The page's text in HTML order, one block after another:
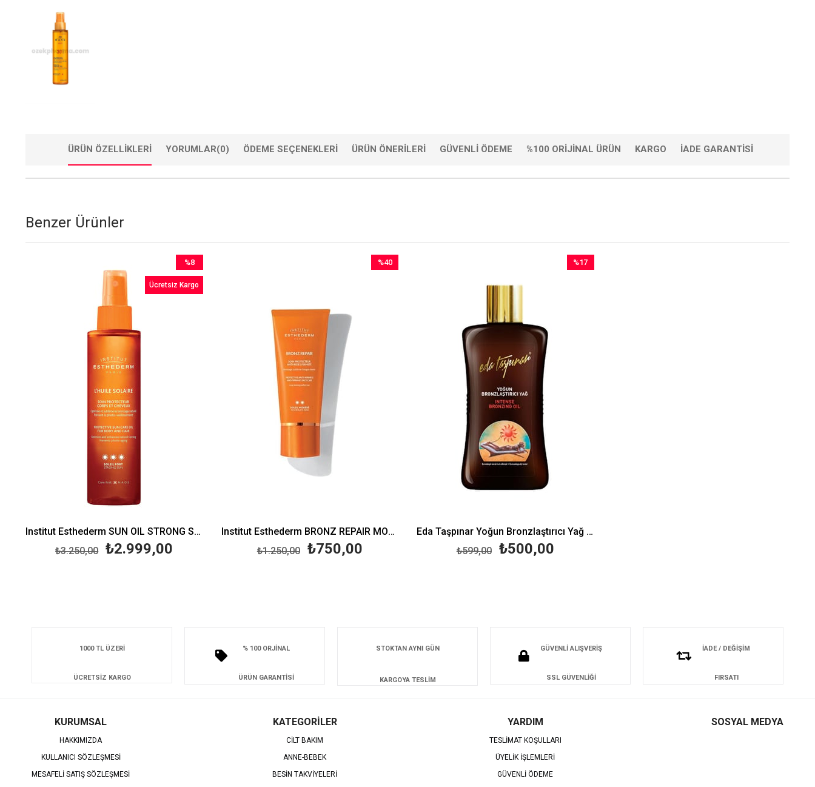
ÜRÜN ÖZELLIKLERI YORUMLAR(0) ÖDEME SEÇENEKLERI ÜRÜN ÖNERILERI GÜVENLI ÖDEME %100 ORIJINAL ÜRÜN KARGO İADE GARANTISI
Benzer Ürünler
Institut Esthederm SUN OIL STRONG SUN 150 ML
₺2.999,00
₺3.250,00
%8
İndirim
%8İndirim
Ücretsiz Kargo
Institut Esthederm BRONZ REPAIR MODERATE SUN 50 ML
₺750,00
₺1.250,00
%40
Eda Taşpınar Yoğun Bronzlaştırıcı Yağ 200 ml
₺500,00
₺599,00
%17
1000 TL ÜZERİ
ÜCRETSİZ KARGO
% 100 ORJİNAL
ÜRÜN GARANTİSİ
STOKTAN AYNI GÜN
KARGOYA TESLİM
GÜVENLİ ALIŞVERİŞ
SSL GÜVENLİĞİ
İADE / DEĞİŞİM
FIRSATI
KURUMSAL
HAKKIMIZDA
KULLANICI SÖZLEŞMESİ
MESAFELİ SATIŞ SÖZLEŞMESİ
KATEGORİLER
CİLT BAKIM
ANNE-BEBEK
BESİN TAKVİYELERİ
YARDIM
TESLİMAT KOŞULLARI
ÜYELİK İŞLEMLERİ
GÜVENLİ ÖDEME
SOSYAL MEDYA